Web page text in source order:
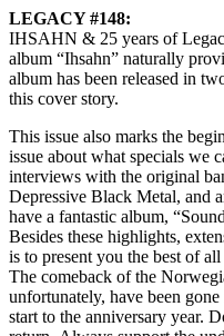
LEGACY #148:
IHSAHN & 25 years of
album “Ihsahn” naturally
album has been released in
this cover story.
This issue also marks the
issue about what specials we
interviews with the original
Depressive Black Metal, and
have a fantastic album,
Besides these highlights,
is to present you the best of
The comeback of the
unfortunately, have been
start to the anniversary year.